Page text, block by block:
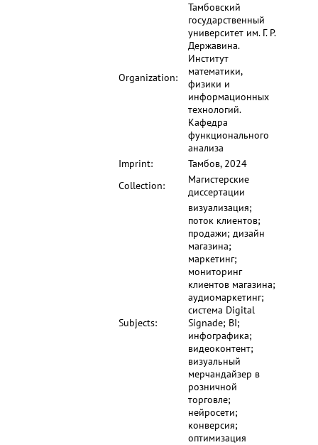
Organization:
Тамбовский
государственный
университет им. Г. Р.
Державина.
Институт
математики,
физики и
информационных
технологий.
Кафедра
функционального
анализа
Imprint:
Тамбов, 2024
Collection:
Магистерские
диссертации
Subjects:
визуализация;
поток клиентов;
продажи; дизайн
магазина;
маркетинг;
мониторинг
клиентов магазина;
аудиомаркетинг;
система Digital
Signade; BI;
инфографика;
видеоконтент;
визуальный
мерчандайзер в
розничной
торговле;
нейросети;
конверсия;
оптимизация